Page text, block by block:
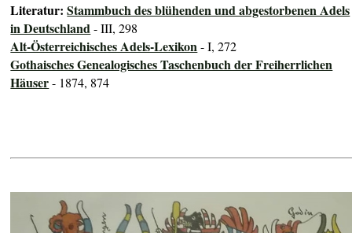
Literatur:Stammbuch des blühenden und abgestorbenen Adels
in Deutschland- III, 298
Alt-Österreichisches Adels-Lexikon- I, 272
Gothaisches Genealogisches Taschenbuch der Freiherrlichen
Häuser- 1874, 874